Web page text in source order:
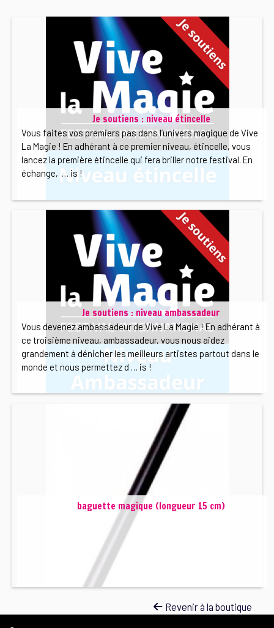
Je soutiens : niveau étincelle
Vous faites vos premiers pas dans l’univers magique de Vive
La Magie ! En adhérant à ce premier niveau, étincelle, vous
lancez la première étincelle qui fera briller notre festival. En
échange, … is !
Je soutiens : niveau ambassadeur
Vous devenez ambassadeur de Vive La Magie ! En adhérant à
ce troisième niveau, ambassadeur, vous nous aidez
grandement à dénicher les meilleurs artistes partout dans le
monde et nous permettez d … is !
baguette magique (longueur 15 cm)
Revenir à la boutique